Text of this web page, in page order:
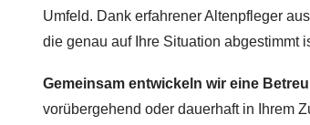
Umfeld. Dank erfahrener Altenpfleger
die genau auf Ihre Situation abgestimmt
Gemeinsam entwickeln wir eine
vorübergehend oder dauerhaft in Ihrem